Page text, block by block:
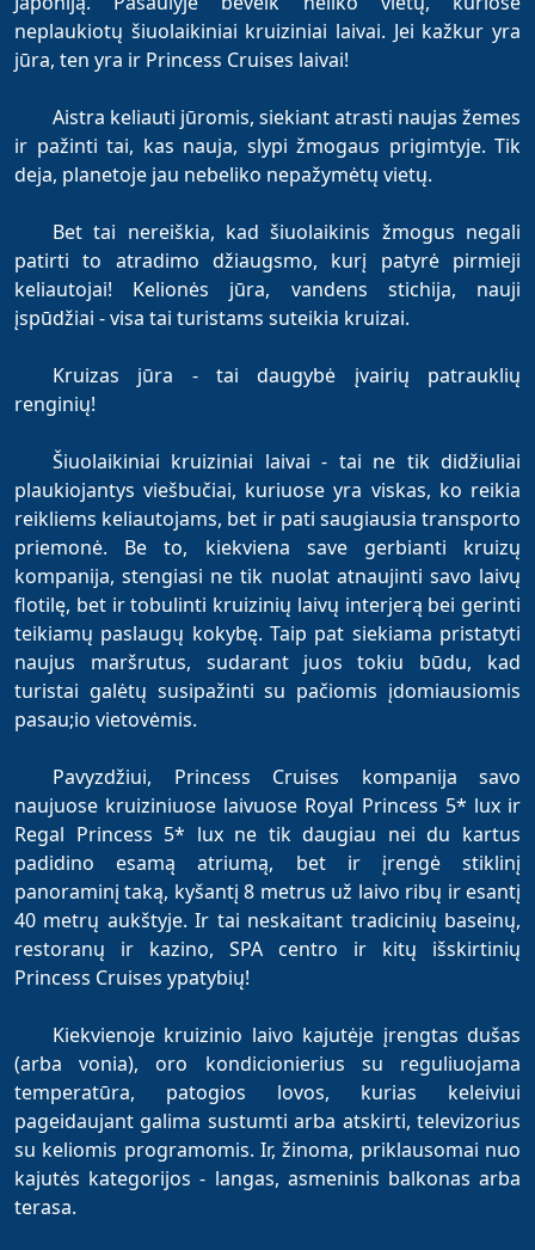
neplaukiotų šiuolaikiniai kruiziniai laivai. Jei kažkur yra
jūra, ten yra ir Princess Cruises laivai!
Aistra keliauti jūromis, siekiant atrasti naujas žemes
ir pažinti tai, kas nauja, slypi žmogaus prigimtyje. Tik
deja, planetoje jau nebeliko nepažymėtų vietų.
Bet tai nereiškia, kad šiuolaikinis žmogus negali
patirti to atradimo džiaugsmo, kurį patyrė pirmieji
keliautojai! Kelionės jūra, vandens stichija, nauji
įspūdžiai - visa tai turistams suteikia kruizai.
Kruizas jūra - tai daugybė įvairių patrauklių
renginių!
Šiuolaikiniai kruiziniai laivai - tai ne tik didžiuliai
plaukiojantys viešbučiai, kuriuose yra viskas, ko reikia
reikliems keliautojams, bet ir pati saugiausia transporto
priemonė. Be to, kiekviena save gerbianti kruizų
kompanija, stengiasi ne tik nuolat atnaujinti savo laivų
flotilę, bet ir tobulinti kruizinių laivų interjerą bei gerinti
teikiamų paslaugų kokybę. Taip pat siekiama pristatyti
naujus maršrutus, sudarant juos tokiu būdu, kad
turistai galėtų susipažinti su pačiomis įdomiausiomis
pasau;io vietovėmis.
Pavyzdžiui, Princess Cruises kompanija savo
naujuose kruiziniuose laivuose Royal Princess 5* lux ir
Regal Princess 5* lux ne tik daugiau nei du kartus
padidino esamą atriumą, bet ir įrengė stiklinį
panoraminį taką, kyšantį 8 metrus už laivo ribų ir esantį
40 metrų aukštyje. Ir tai neskaitant tradicinių baseinų,
restoranų ir kazino, SPA centro ir kitų išskirtinių
Princess Cruises ypatybių!
Kiekvienoje kruizinio laivo kajutėje įrengtas dušas
(arba vonia), oro kondicionierius su reguliuojama
temperatūra, patogios lovos, kurias keleiviui
pageidaujant galima sustumti arba atskirti, televizorius
su keliomis programomis. Ir, žinoma, priklausomai nuo
kajutės kategorijos - langas, asmeninis balkonas arba
terasa.